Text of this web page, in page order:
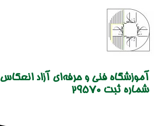
content
آموزشگاه فنی و حرفه‌ای آزاد انعکاس
شماره ثبت 29570